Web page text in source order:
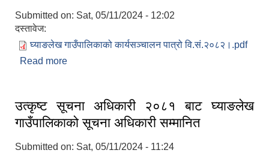
Submitted on: Sat, 05/11/2024 - 12:02
दस्तावेज:
घ्याङलेख गाउँपालिकाको कार्यसञ्चालन पात्रो वि.सं.२०८२।.pdf
Read more
उत्कृष्ट सूचना अधिकारी २०८१ बाट घ्याङलेख
गाउँपालिकाको सूचना अधिकारी सम्मानित
Submitted on: Sat, 05/11/2024 - 11:24